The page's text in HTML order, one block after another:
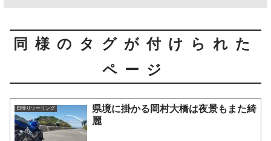
同様のタグが付けられた
ページ
日帰りツーリング
県境に掛かる岡村大橋は夜景もまた綺
麗